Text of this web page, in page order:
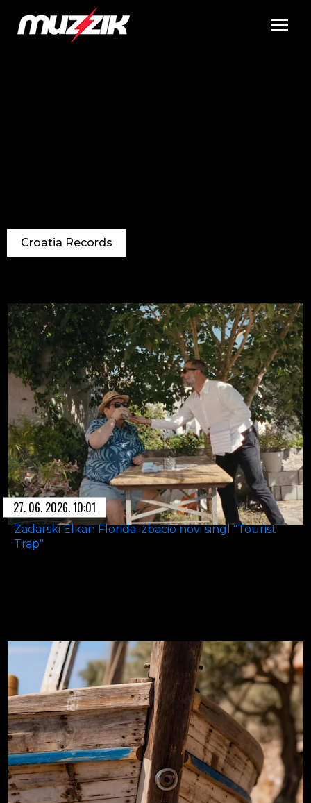
Croatia Records
27. 06. 2026. 10:01
Zadarski Elkan Florida izbacio novi singl "Tourist
Trap"